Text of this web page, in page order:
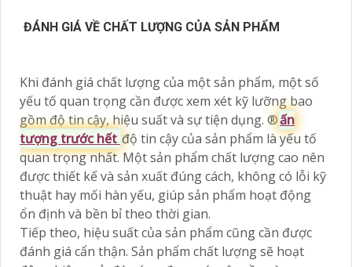
ĐÁNH GIÁ VỀ CHẤT LƯỢNG CỦA SẢN PHẨM
Khi đánh giá chất lượng của một sản phẩm, một số
yếu tố quan trọng cần được xem xét kỹ lưỡng bao
gồm độ tin cậy, hiệu suất và sự tiện dụng. ®️ấn
tượng trước hết độ tin cậy của sản phẩm là yếu tố
quan trọng nhất. Một sản phẩm chất lượng cao nên
được thiết kế và sản xuất đúng cách, không có lỗi kỹ
thuật hay mối hàn yếu, giúp sản phẩm hoạt động
ổn định và bền bỉ theo thời gian.
Tiếp theo, hiệu suất của sản phẩm cũng cần được
đánh giá cẩn thận. Sản phẩm chất lượng sẽ hoạt